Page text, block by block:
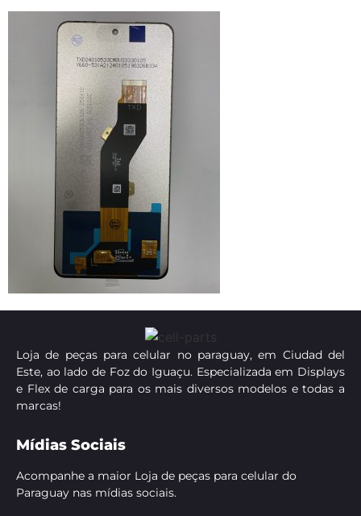
Loja de peças para celular no paraguay, em Ciudad del
Este, ao lado de Foz do Iguaçu. Especializada em Displays
e Flex de carga para os mais diversos modelos e todas a
marcas!
Mídias Sociais
Acompanhe a maior Loja de peças para celular do
Paraguay nas mídias sociais.